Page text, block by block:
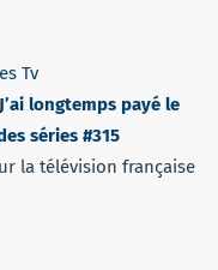
Tv
longtemps payé le
séries #315
la télévision française